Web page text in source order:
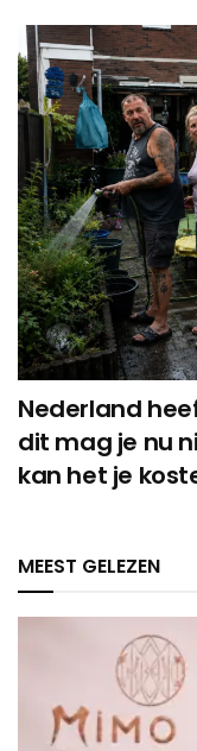
Nederland
dit mag je nu
kan het je
MEEST GELEZEN